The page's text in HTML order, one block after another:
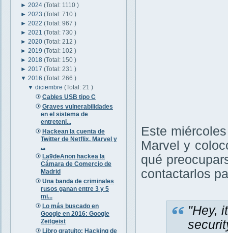
► 2024 (Total: 1110 )
► 2023 (Total: 710 )
► 2022 (Total: 967 )
► 2021 (Total: 730 )
► 2020 (Total: 212 )
► 2019 (Total: 102 )
► 2018 (Total: 150 )
► 2017 (Total: 231 )
▼ 2016 (Total: 266 )
▼diciembre(Total: 21 )
Cables USB tipo C
Graves vulnerabilidades
en el sistema de
entreteni...
Hackean la cuenta de
Twitter de Netflix, Marvel y
...
La9deAnon hackea la
Cámara de Comercio de
Madrid
Una banda de criminales
rusos ganan entre 3 y 5
mi...
Lo más buscado en
Google en 2016: Google
Zeitgeist
Libro gratuito: Hacking de
Este
Marvel y
qué
contactarlos
"Hey,